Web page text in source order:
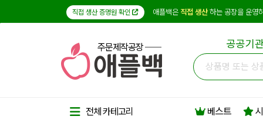
직접 생산 증명원 확인 애플백은 직접 생산하는 공장을 운영
주문제작공장 공공기
전체 카테고리 베스트